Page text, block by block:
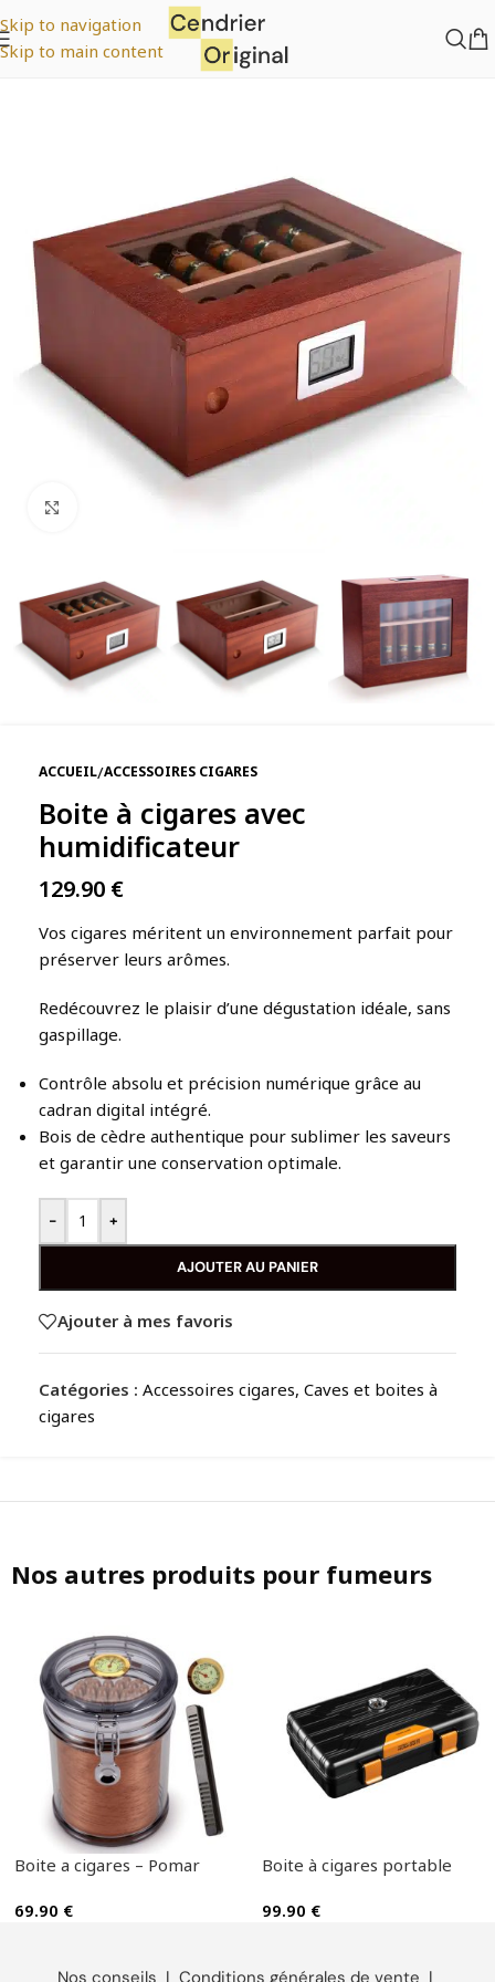
Skip to navigation
Skip to main content
ACCUEIL/ACCESSOIRES CIGARES
Boite à cigares avec
humidificateur
129.90 €
Vos cigares méritent un environnement parfait pour
préserver leurs arômes.
Redécouvrez le plaisir d’une dégustation idéale, sans
gaspillage.
Contrôle absolu et précision numérique grâce au
cadran digital intégré.
Bois de cèdre authentique pour sublimer les saveurs
et garantir une conservation optimale.
- +
AJOUTER AU PANIER
Ajouter à mes favoris
Catégories : Accessoires cigares, Caves et boites à
cigares
Nos autres produits pour fumeurs
Boite a cigares – Pomar
69.90 €
Boite à cigares portable
99.90 €
Nos conseils | Conditions générales de vente |